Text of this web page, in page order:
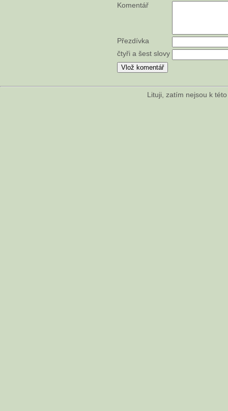
Komentář
Přezdívka
čtyři a šest slovy
Lituji, zatím nejsou k